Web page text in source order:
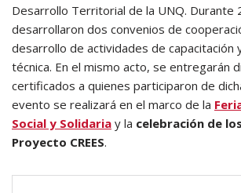
Desarrollo Territorial de la UNQ. Durante
desarrollaron dos convenios de
desarrollo de actividades de capacitación
técnica. En el mismo acto, se entregarán
certificados a quienes participaron de
evento se realizará en el marco de la
Social y Solidaria y la celebración de
Proyecto CREES.